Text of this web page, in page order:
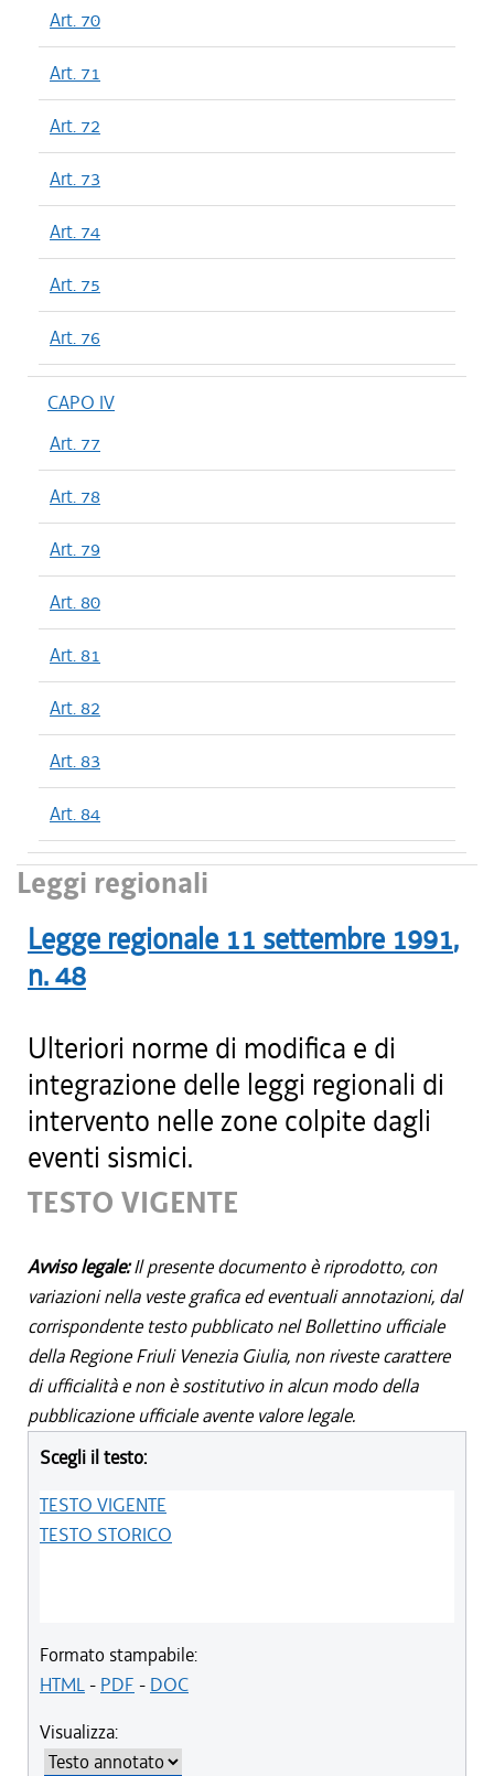
Art. 70
Art. 71
Art. 72
Art. 73
Art. 74
Art. 75
Art. 76
CAPO IV
Art. 77
Art. 78
Art. 79
Art. 80
Art. 81
Art. 82
Art. 83
Art. 84
Leggi regionali
Legge regionale 11 settembre 1991,
n.48
Ulteriori norme di modifica e di
integrazione delle leggi regionali di
intervento nelle zone colpite dagli
eventi sismici.
TESTO VIGENTE
Avviso legale:Il presente documento è riprodotto, con
variazioni nella veste grafica ed eventuali annotazioni, dal
corrispondente testo pubblicato nel Bollettino ufficiale
della Regione Friuli Venezia Giulia, non riveste carattere
di ufficialità e non è sostitutivo in alcun modo della
pubblicazione ufficiale avente valore legale.
Scegli il testo:
TESTO VIGENTE
TESTO STORICO
Formato stampabile:
HTML- PDF - DOC
Visualizza: